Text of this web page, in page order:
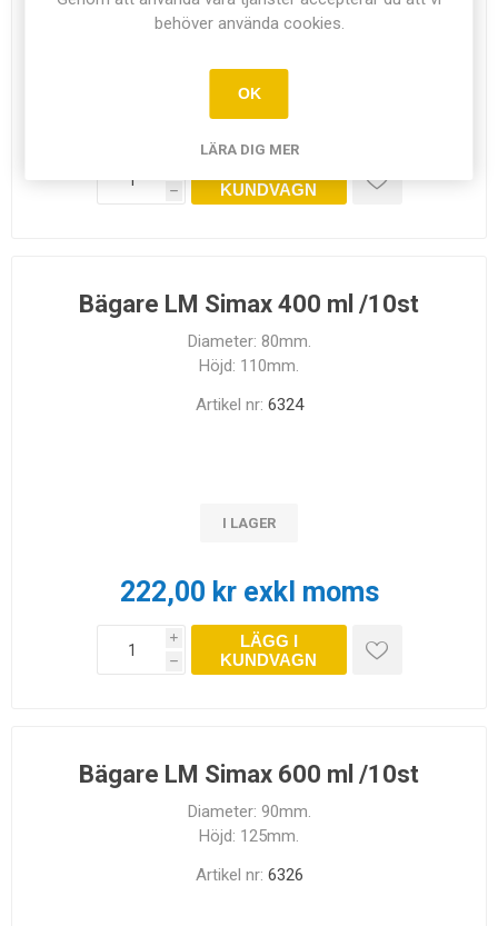
158,00 kr exkl moms
h
KUNDVAGN
Bägare LM Simax 400 ml /10st
Diameter: 80mm.
Höjd: 110mm.
Artikel nr: 6324
I LAGER
222,00 kr exkl moms
i
h
LÄGG I
KUNDVAGN
Bägare LM Simax 600 ml /10st
Diameter: 90mm.
Höjd: 125mm.
Artikel nr: 6326
behöver använda cookies.
OK
LÄRA DIG MER